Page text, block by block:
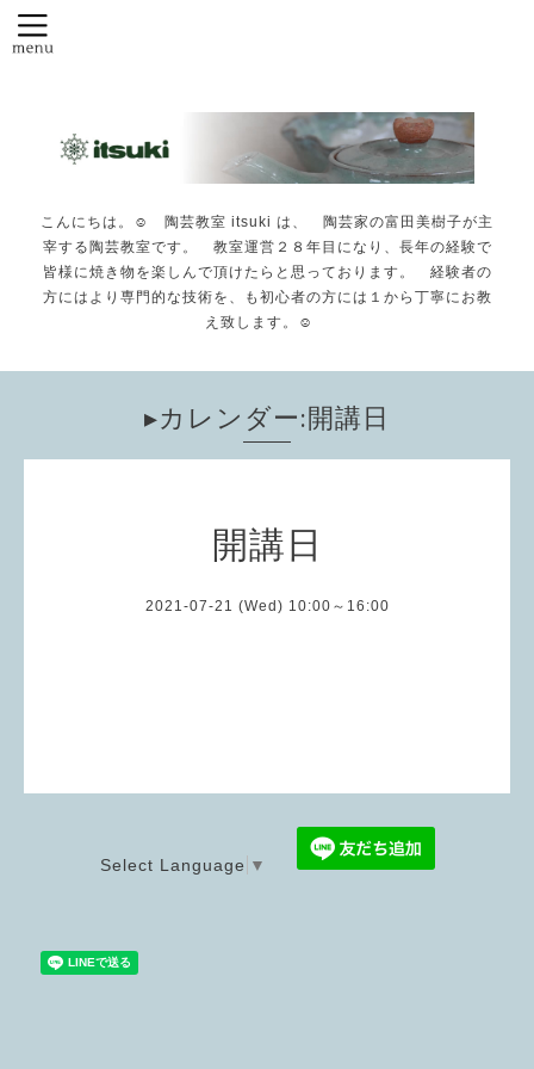
こんにちは。☺️ 陶芸教室 itsuki は、 陶芸家の富田美樹子が主
宰する陶芸教室です。 教室運営２８年目になり、長年の経験で
皆様に焼き物を楽しんで頂けたらと思っております。 経験者の
方にはより専門的な技術を、も初心者の方には１から丁寧にお教
え致します。☺️
▸カレンダー:開講日
開講日
2021-07-21 (Wed) 10:00～16:00
Select Language ▼